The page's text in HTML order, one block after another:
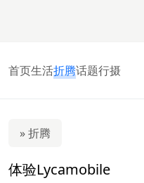
首页生活折腾话题行摄
» 折腾
体验Lycamobile